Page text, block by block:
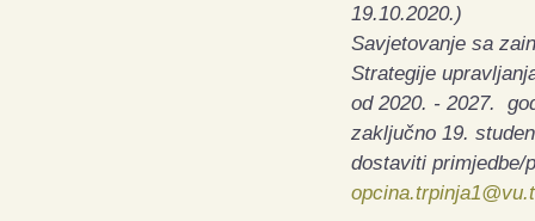
19.10.2020.)
Savjetovanje sa
Strategije
od 2020. - 2027.
zaključno 19.
dostaviti primjedbe/